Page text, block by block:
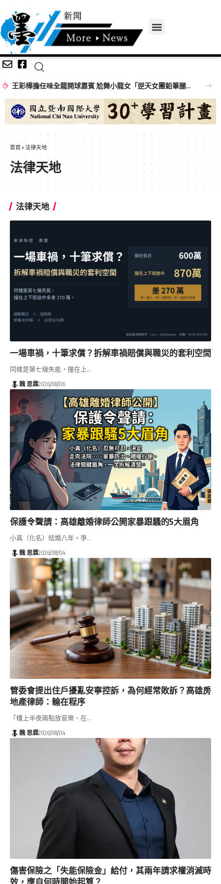
王彩樺擔任味全龍開球嘉賓 尬舞小龍女「逆天女團鉛筆腿」搶鏡
首頁 » 法律天地
法律天地
法律天地
一場車禍，十筆求償？拆解車禍賠償與職災的套利空間
同樣是第七級失能，撞在上…
魏 思霖2026/08/06
保護令聲請：高雄離婚律師公開家暴跟騷的5大眉角
小真（化名）結婚八年。爭…
魏 思霖2026/08/04
管委會提出住戶擾亂安寧控訴，為何經常敗訴？高雄房
地產律師：輸在程序
「樓上半夜兩點放音樂、在…
魏 思霖2026/08/04
傷害保險之「失能保險金」給付，其兩年請求權消滅時
效，應自何時開始起算？